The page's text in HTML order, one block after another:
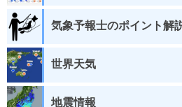
気象予報士のポイント解
世界天気
地震情報